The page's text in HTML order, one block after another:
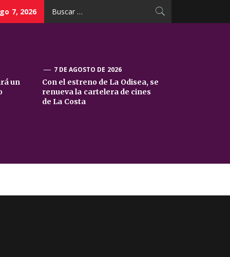
7, 2026
un
7 DE AGOSTO DE 2026
Con el estreno de La Odisea, se
renueva la cartelera de cines
de La Costa